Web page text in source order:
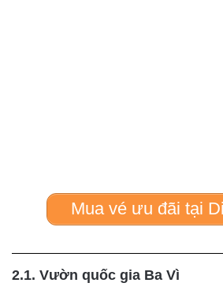
Mua vé ưu đãi tại
2.1. Vườn quốc gia Ba Vì